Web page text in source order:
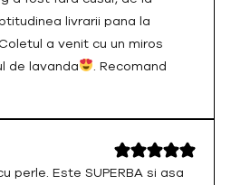
livrarii pana la
a venit cu un miros
de lavanda
. Recomand
perle. Este SUPERBA si asa